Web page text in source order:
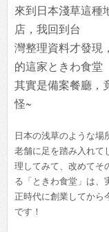
來到日本淺草這種
店，我回到台
灣整理資料才發現
的這家ときわ食堂
其實是備案餐廳，
怪~
日本の浅草のような場
老舗に足を踏み入れて
理してみて、改めてそ
る「ときわ食堂」は、
正時代に創業してから
です！